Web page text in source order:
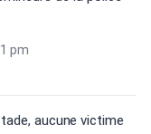
pm
aucune victime